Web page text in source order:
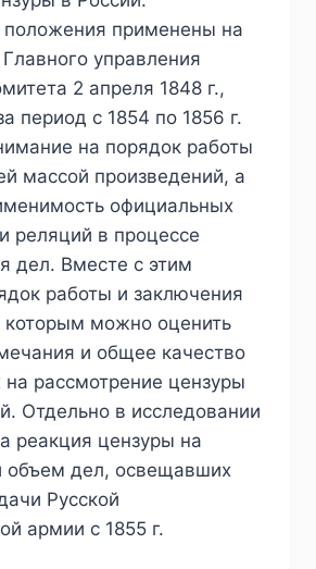
применены на
управления
2 апреля 1848 г.,
период с 1854 по 1856 г.
на порядок работы
массой произведений, а
официальных
реляций в процессе
дел. Вместе с этим
работы и заключения
которым можно оценить
и общее качество
на рассмотрение цензуры
Отдельно в исследовании
реакция цензуры на
объем дел, освещавших
Русской
армии с 1855 г.